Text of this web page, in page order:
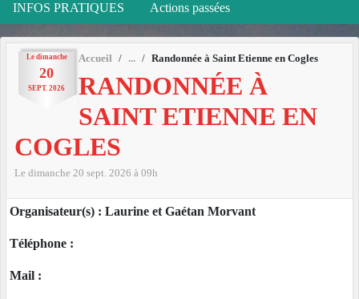
INFOS PRATIQUES Actions passées
Le dimanche
20
SEPT. 2026
Accueil Randonnée à Saint Etienne en Cogles
RANDONNÉE À
SAINT ETIENNE EN
COGLES
Le dimanche 20 sept. 2026 à 09h
Organisateur(s) : Laurine et Gaétan Morvant
Téléphone :
Mail :